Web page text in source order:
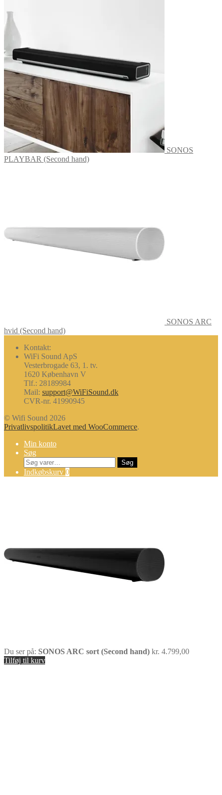
SONOS
PLAYBAR (Second hand)
SONOS ARC
hvid (Second hand)
Kontakt:
WiFi Sound ApS
Vesterbrogade 63, 1. tv.
1620 København V
Tlf.: 28189984
Mail: support@WiFiSound.dk
CVR-nr. 41990945
© Wifi Sound 2026
PrivatlivspolitikLavet med WooCommerce.
Min konto
Søg
Søg
efter:
Søg
Indkøbskurv 0
Du ser på: SONOS ARC sort (Second hand) kr. 4.799,00
Tilføj til kurv